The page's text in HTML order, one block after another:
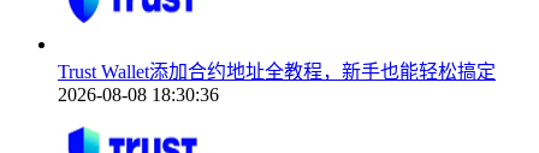
Trust Wallet添加合约地址全教程，新手也能轻松搞定
2026-08-08 18:30:36